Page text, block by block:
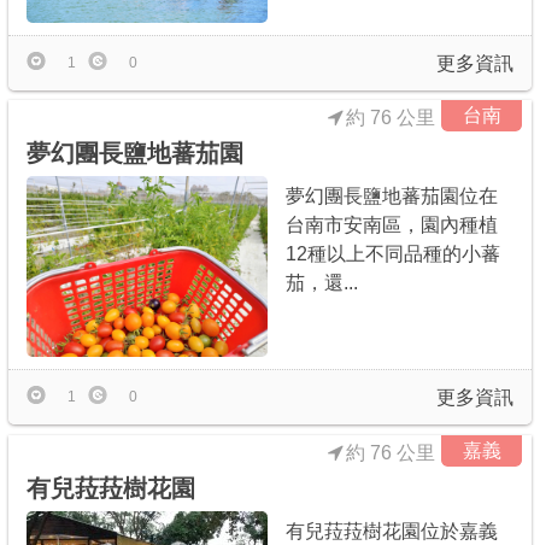
更多資訊
1 0
台南
夢幻團長鹽地蕃茄園
約 76 公里
夢幻團長鹽地蕃茄園位在
台南市安南區，園內種植
12種以上不同品種的小蕃
茄，還...
更多資訊
1 0
嘉義
有兒菈菈樹花園
約 76 公里
有兒菈菈樹花園位於嘉義